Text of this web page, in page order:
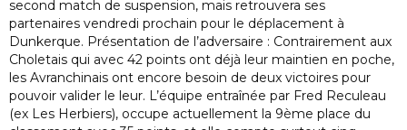
second match de suspension, mais retrouvera ses
partenaires vendredi prochain pour le déplacement à
Dunkerque. Présentation de l’adversaire : Contrairement aux
Choletais qui avec 42 points ont déjà leur maintien en poche,
les Avranchinais ont encore besoin de deux victoires pour
pouvoir valider le leur. L’équipe entraînée par Fred Reculeau
(ex Les Herbiers), occupe actuellement la 9ème place du